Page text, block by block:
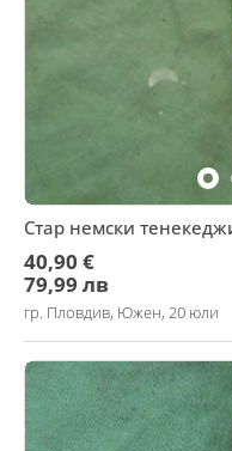
Стар немски
40,90 €
79,99 лв
гр. Пловдив, Южен, 20 юли